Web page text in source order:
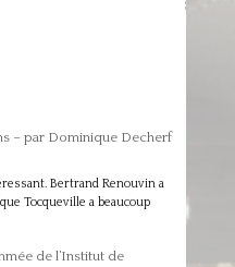
– par Dominique Decherf
Bertrand Renouvin a
Tocqueville a beaucoup
de l’Institut de